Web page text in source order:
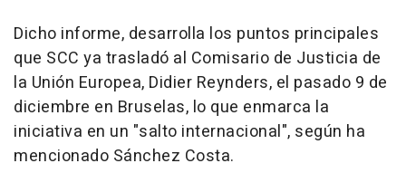
Dicho informe, desarrolla los puntos principales
que SCC ya trasladó al Comisario de Justicia de
la Unión Europea, Didier Reynders, el pasado 9 de
diciembre en Bruselas, lo que enmarca la
iniciativa en un "salto internacional", según ha
mencionado Sánchez Costa.